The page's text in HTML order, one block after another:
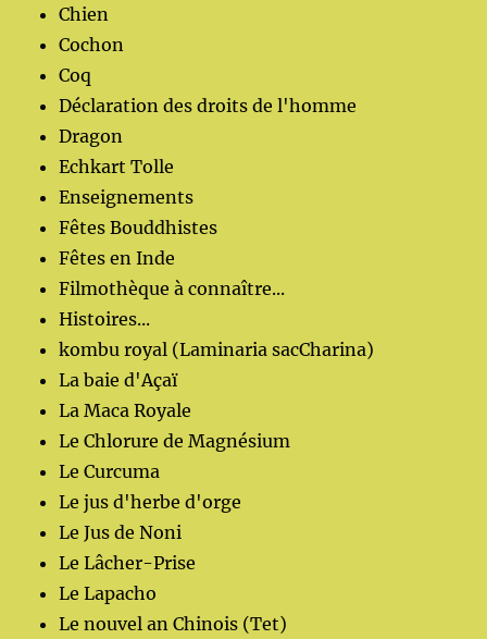
Chien
Cochon
Coq
Déclaration des droits de l'homme
Dragon
Echkart Tolle
Enseignements
Fêtes Bouddhistes
Fêtes en Inde
Filmothèque à connaître...
Histoires...
kombu royal (Laminaria sacCharina)
La baie d'Açaï
La Maca Royale
Le Chlorure de Magnésium
Le Curcuma
Le jus d'herbe d'orge
Le Jus de Noni
Le Lâcher-Prise
Le Lapacho
Le nouvel an Chinois (Tet)